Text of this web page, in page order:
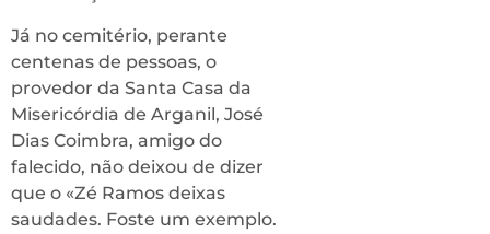
Já no cemitério, perante
centenas de pessoas, o
provedor da Santa Casa da
Misericórdia de Arganil, José
Dias Coimbra, amigo do
falecido, não deixou de dizer
que o «Zé Ramos deixas
saudades. Foste um exemplo.